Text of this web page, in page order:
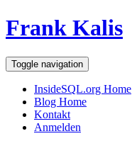
Frank Kalis
Toggle navigation
InsideSQL.org Home
Blog Home
Kontakt
Anmelden